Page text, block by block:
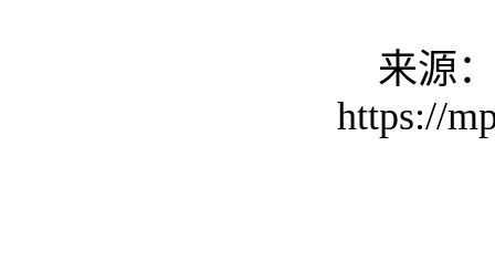
来源
https://